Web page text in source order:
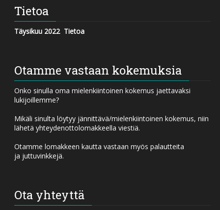
Tietoa
Täysikuu 2022 Tietoa
Otamme vastaan kokemuksia
Onko sinulla oma mielenkiintoinen kokemus jaettavaksi
lukijoillemme?
Mikäli sinulta löytyy jännittävä/mielenkiintoinen kokemus, niin
lähetä yhteydenottolomakkeella viestiä.
Otamme lomakkeen kautta vastaan myös palautteita
ja juttuvinkkejä.
Ota yhteyttä